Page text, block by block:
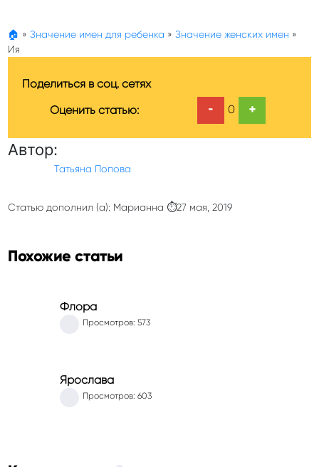
🏠 » Значение имен для ребенка » Значение женских имен »
Ия
Поделиться в соц. сетях
Оценить статью:
- 0 +
Автор:
Татьяна Попова
Статью дополнил (а): Марианна ⏱27 мая, 2019
Похожие статьи
Флора
Просмотров: 573
Ярослава
Просмотров: 603